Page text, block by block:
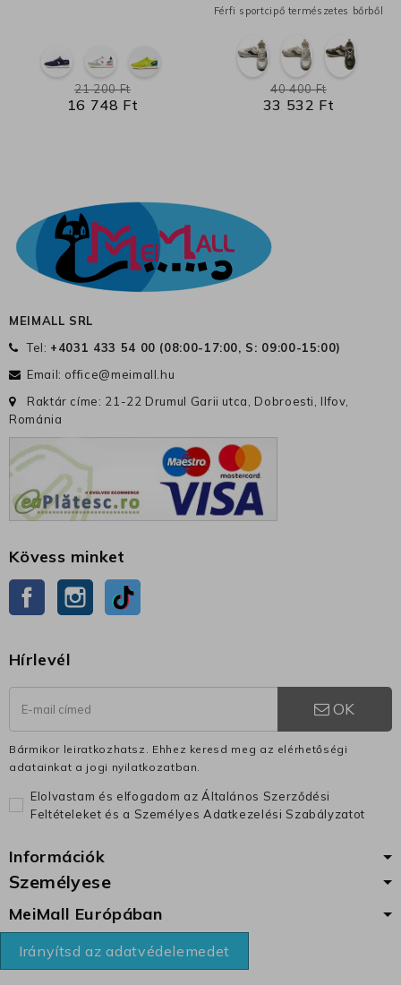
16 748 Ft
21 200 Ft
Férfi sportcipő természetes bőrből
33 532 Ft
40 400 Ft
MEIMALL SRL
Tel: +4031 433 54 00 (08:00-17:00, S: 09:00-15:00)
Email: office@meimall.hu
Raktár címe: 21-22 Drumul Garii utca, Dobroesti, Ilfov,
Románia
Kövess minket
Facebook Instagram
Hírlevél
OK
Bármikor leiratkozhatsz. Ehhez keresd meg az elérhetőségi
adatainkat a jogi nyilatkozatban.
Elolvastam és elfogadom az Általános Szerződési
Feltételeket és a Személyes Adatkezelési Szabályzatot
Információk
Személyese
MeiMall Európában
Irányítsd az adatvédelemedet